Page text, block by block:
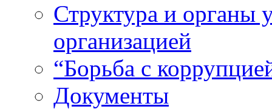
Структура и органы
организацией
“Борьба с
Документы